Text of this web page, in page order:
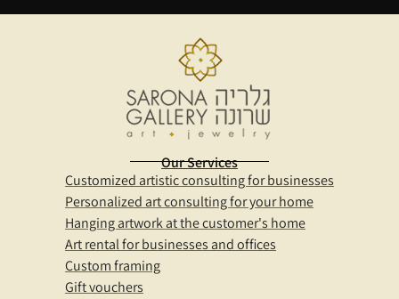
Our Services
Customized artistic consulting for businesses
Personalized art consulting for your home
Hanging artwork at the customer's home
Art rental for businesses and offices
Custom framing
Gift vouchers